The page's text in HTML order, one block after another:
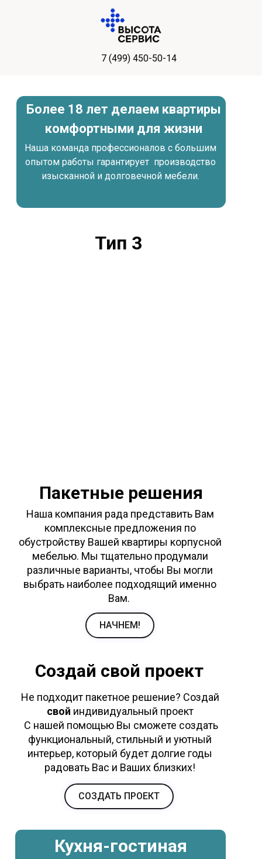
7 (499) 450-50-14
Более 18 лет делаем квартиры
комфортными для жизни
Наша команда профессионалов с большим
опытом работы гарантирует производство
изысканной и долговечной мебели.
Не подходит пакетное решение? Создай
свой индивидуальный проект
С нашей помощью Вы сможете создать
функциональный, стильный и уютный
интерьер, который будет долгие годы
радовать Вас и Ваших близких!
Создай свой проект
СОЗДАТЬ ПРОЕКТ
НАЧНЕМ!
Наша компания рада представить Вам
комплексные предложения по
обустройству Вашей квартиры корпусной
мебелью. Мы тщательно продумали
различные варианты, чтобы Вы могли
выбрать наиболее подходящий именно
Вам.
Пакетные решения
Тип 3
Кухня-гостиная